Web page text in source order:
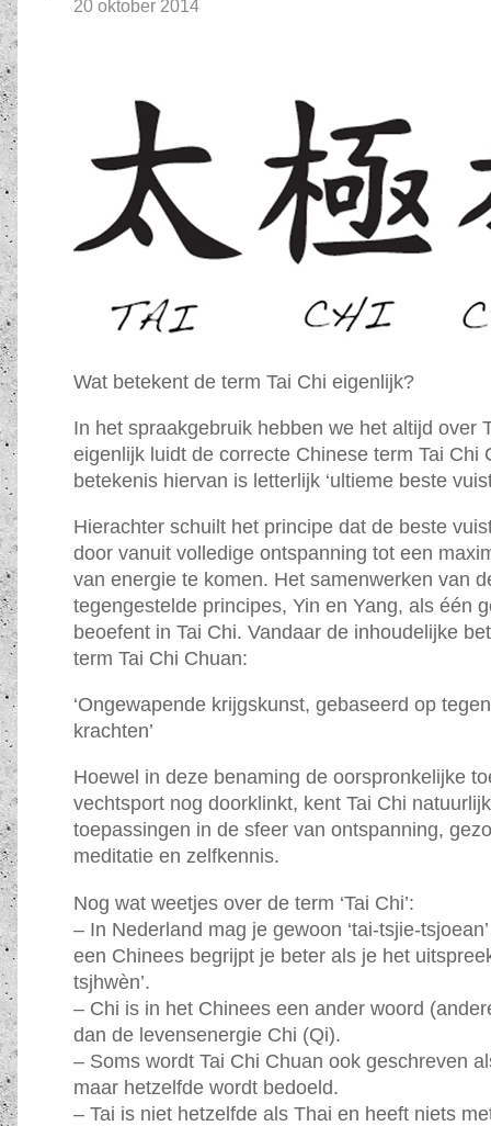
20 oktober 2014
Wat betekent de term Tai Chi eigenlijk?
In het spraakgebruik hebben we het altijd over
eigenlijk luidt de correcte Chinese term Tai Chi
betekenis hiervan is letterlijk ‘ultieme beste
Hierachter schuilt het principe dat de beste
door vanuit volledige ontspanning tot een
van energie te komen. Het samenwerken van
tegengestelde principes, Yin en Yang, als één
beoefent in Tai Chi. Vandaar de inhoudelijke
term Tai Chi Chuan:
‘Ongewapende krijgskunst, gebaseerd op
krachten’
Hoewel in deze benaming de oorspronkelijke
vechtsport nog doorklinkt, kent Tai Chi
toepassingen in de sfeer van ontspanning,
meditatie en zelfkennis.
Nog wat weetjes over de term ‘Tai Chi’:
– In Nederland mag je gewoon ‘tai-tsjie-
een Chinees begrijpt je beter als je het
tsjhwèn’.
– Chi is in het Chinees een ander woord
dan de levensenergie Chi (Qi).
– Soms wordt Tai Chi Chuan ook geschreven
maar hetzelfde wordt bedoeld.
– Tai is niet hetzelfde als Thai en heeft niets